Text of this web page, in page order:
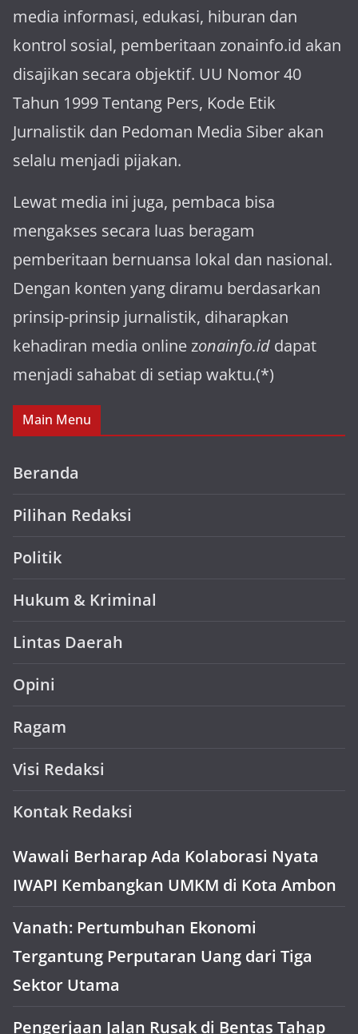
media informasi, edukasi, hiburan dan
kontrol sosial, pemberitaan zonainfo.id akan
disajikan secara objektif. UU Nomor 40
Tahun 1999 Tentang Pers, Kode Etik
Jurnalistik dan Pedoman Media Siber akan
selalu menjadi pijakan.
Lewat media ini juga, pembaca bisa
mengakses secara luas beragam
pemberitaan bernuansa lokal dan nasional.
Dengan konten yang diramu berdasarkan
prinsip-prinsip jurnalistik, diharapkan
kehadiran media online zonainfo.id dapat
menjadi sahabat di setiap waktu.(*)
Main Menu
Beranda
Pilihan Redaksi
Politik
Hukum & Kriminal
Lintas Daerah
Opini
Ragam
Visi Redaksi
Kontak Redaksi
Wawali Berharap Ada Kolaborasi Nyata
IWAPI Kembangkan UMKM di Kota Ambon
Vanath: Pertumbuhan Ekonomi
Tergantung Perputaran Uang dari Tiga
Sektor Utama
Pengerjaan Jalan Rusak di Bentas Tahap